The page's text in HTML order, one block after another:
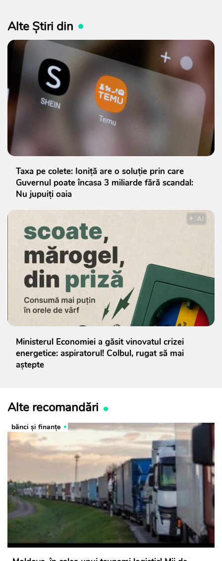
Alte Știri din
Taxa pe colete: Ioniță are o soluție prin care
Guvernul poate încasa 3 miliarde fără scandal:
Nu jupuiți oaia
Ministerul Economiei a găsit vinovatul crizei
energetice: aspiratorul! Colbul, rugat să mai
aștepte
Alte recomandări
bănci şi finanţe